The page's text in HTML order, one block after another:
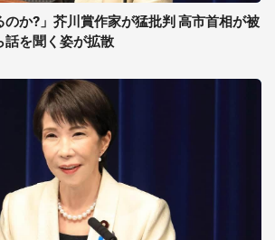
のか?」芥川賞作家が猛批判 高市首相が被
話を聞く姿が拡散